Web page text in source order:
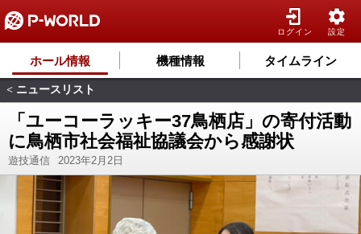
ログイン 設定
ホール情報 機種情報 タイムライン
< ニュースリスト
「ユーコーラッキー37鳥栖店」の寄付活動
に鳥栖市社会福祉協議会から感謝状
遊技通信 2023年2月2日